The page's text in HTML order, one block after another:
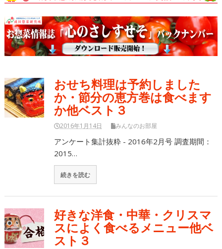
おせち料理は予約しました
か・節分の恵方巻は食べます
か他ベスト３
2016年1月14日 みんなのお部屋
アンケート集計抜粋 - 2016年2月号 調査期間：
2015…
続きを読む
好きな洋食・中華・クリスマ
スによく食べるメニュー他ベ
スト３